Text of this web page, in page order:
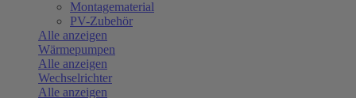
Montagematerial
PV-Zubehör
Alle anzeigen
Wärmepumpen
Alle anzeigen
Wechselrichter
Alle anzeigen